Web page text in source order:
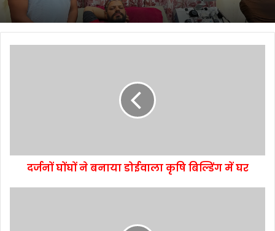
दर्जनों घोंघों ने बनाया डोईवाला कृषि बिल्डिंग में घर